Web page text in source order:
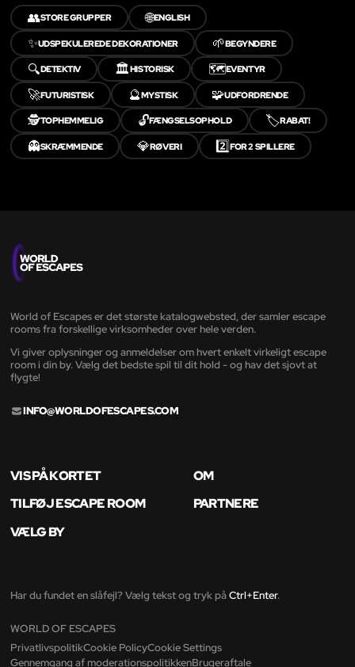
👥STORE GRUPPER 🌐ENGLISH
✨UDSPEKULEREDE DEKORATIONER 🌱BEGYNDERE
🔍DETEKTIV 🏛️HISTORISK 🗺️EVENTYR
🚀FUTURISTISK 🔮MYSTISK 🧩UDFORDRENDE
🕵️TOPHEMMELIG 🔓FÆNGSELSOPHOLD 🏷️RABAT!
👻SKRÆMMENDE 💎RØVERI 2️⃣FOR 2 SPILLERE
World of Escapes er det største katalogwebsted, der samler escape
rooms fra forskellige virksomheder over hele verden.
Vi giver oplysninger og anmeldelser om hvert enkelt virkeligt escape
room i din by. Vælg det bedste spil til dit hold - og hav det sjovt at
flygte!
INFO@WORLDOFESCAPES.COM
VIS PÅ KORTET
OM
TILFØJ ESCAPE ROOM
PARTNERE
VÆLG BY
Har du fundet en slåfejl? Vælg tekst og tryk på Ctrl+Enter.
WORLD OF ESCAPES
PrivatlivspolitikCookie PolicyCookie Settings
Gennemgang af moderationspolitikkenBrugeraftale